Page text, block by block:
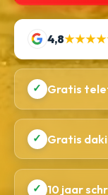
4,8
✓ Gratis
✓ Gratis
✓ 10 jaar